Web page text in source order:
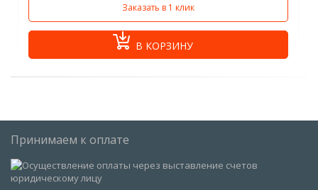
Заказать в 1 клик
В КОРЗИНУ
Принимаем к оплате